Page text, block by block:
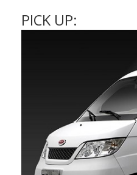
PICK UP: